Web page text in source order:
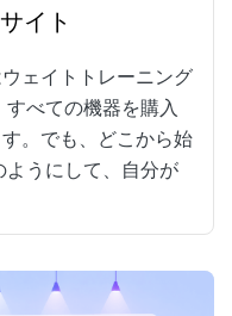
イト
ェイトトレーニング
べての機器を購入
。でも、どこから始
うにして、自分が